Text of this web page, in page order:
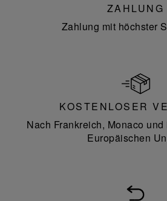
ZAHLUNG
Zahlung mit höchster
KOSTENLOSER
Nach Frankreich, Monaco
Europäischen